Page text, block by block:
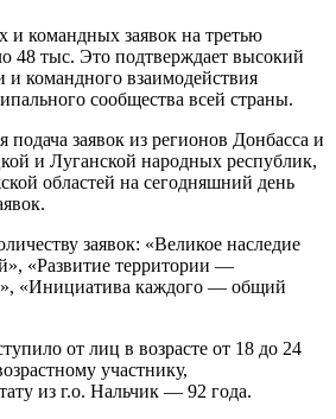
и командных заявок на третью
48 тыс. Это подтверждает высокий
и командного взаимодействия
сообщества всей страны.
подача заявок из регионов Донбасса и
и Луганской народных республик,
областей на сегодняшний день
заявок: «Великое наследие
«Развитие территории —
«Инициатива каждого — общий
от лиц в возрасте от 18 до 24
участнику,
из г.о. Нальчик — 92 года.